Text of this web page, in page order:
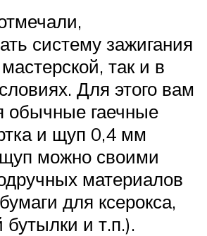
систему зажигания
так и в
Для этого вам
обычные гаечные
и щуп 0,4 мм
щуп можно своими
материалов
для ксерокса,
бутылки и т.п.).